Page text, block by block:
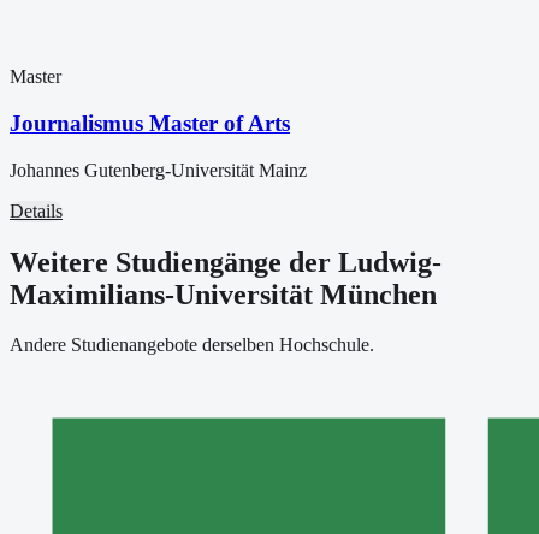
Master
Journalismus Master of Arts
Johannes Gutenberg-Universität Mainz
Details
Weitere Studiengänge der Ludwig-
Maximilians-Universität München
Andere Studienangebote derselben Hochschule.